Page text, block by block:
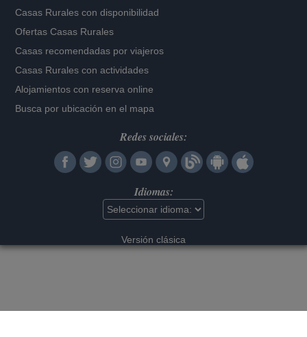
Casas Rurales con disponibilidad
Ofertas Casas Rurales
Casas recomendadas por viajeros
Casas Rurales con actividades
Alojamientos con reserva online
Busca por ubicación en el mapa
Redes sociales:
Idiomas:
Versión clásica